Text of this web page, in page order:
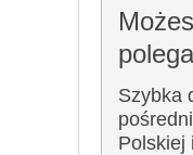
Szybka
Polskiej